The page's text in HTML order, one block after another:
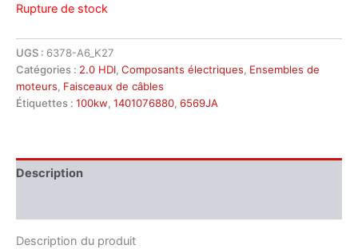
Rupture de stock
UGS : 6378-A6_K27
Catégories : 2.0 HDI, Composants électriques, Ensembles de
moteurs, Faisceaux de câbles
Étiquettes : 100kw, 1401076880, 6569JA
Description
Description du produit